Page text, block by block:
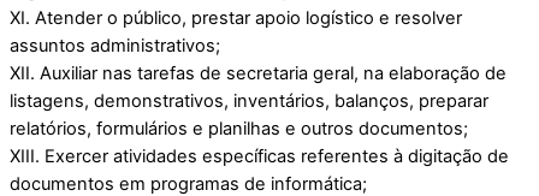
XI. Atender o público, prestar apoio logístico e resolver
assuntos administrativos;
XII. Auxiliar nas tarefas de secretaria geral, na elaboração de
listagens, demonstrativos, inventários, balanços, preparar
relatórios, formulários e planilhas e outros documentos;
XIII. Exercer atividades específicas referentes à digitação de
documentos em programas de informática;